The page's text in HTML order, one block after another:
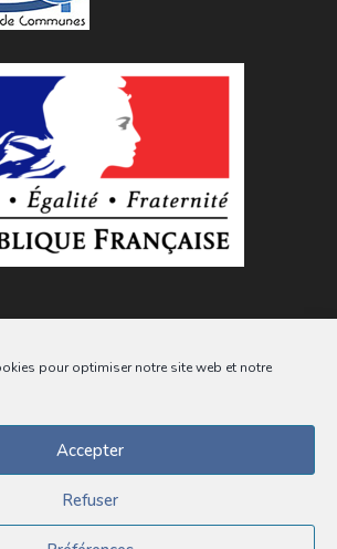
pour optimiser notre site web et notre
Accepter
Refuser
de la commune sur les